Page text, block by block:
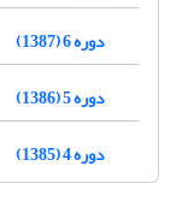
دوره 6 (1387)
دوره 5 (1386)
دوره 4 (1385)